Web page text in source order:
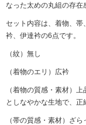
なった太めの丸組の存在
セット内容は、着物、
衿、伊達衿の6点です。
（紋）無し
（着物のエリ）広衿
（着物の質感・素材）
としなやかな生地で、正
（帯の質感・素材）ざ